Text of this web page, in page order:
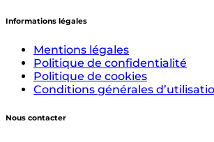
Informations légales
Mentions légales
Politique de confidentialité
Politique de cookies
Conditions générales
Nous contacter